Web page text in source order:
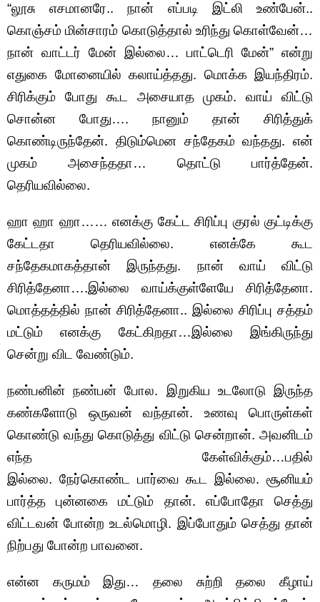
“லூசு எசமானரே.. நான் எப்படி இட்லி உண்பேன்..
கொஞ்சம் மின்சாரம் கொடுத்தால் உரிந்து கொள்வேன்…
நான் வாட்டர் மேன் இல்லை… பாட்டெரி மேன்” என்று
எதுகை மோனையில் கலாய்த்தது. மொக்க இயந்திரம்.
சிரிக்கும் போது கூட அசையாத முகம். வாய் விட்டு
சொன்ன போது…. நானும் தான் சிரித்துக்
கொண்டிருந்தேன். திடும்மென சந்தேகம் வந்தது. என்
முகம் அசைந்ததா… தொட்டு பார்த்தேன்.
தெரியவில்லை.
ஹா ஹா ஹா…… எனக்கு கேட்ட சிரிப்பு குரல் குட்டிக்கு
கேட்டதா தெரியவில்லை. எனக்கே கூட
சந்தேகமாகத்தான் இருந்தது. நான் வாய் விட்டு
சிரித்தேனா….இல்லை வாய்க்குள்ளேயே சிரித்தேனா.
மொத்தத்தில் நான் சிரித்தேனா.. இல்லை சிரிப்பு சத்தம்
மட்டும் எனக்கு கேட்கிறதா…இல்லை இங்கிருந்து
சென்று விட வேண்டும்.
நண்பனின் நண்பன் போல. இறுகிய உடலோடு இருந்த
கண்களோடு ஒருவன் வந்தான். உணவு பொருள்கள்
கொண்டு வந்து கொடுத்து விட்டு சென்றான். அவனிடம்
எந்த கேள்விக்கும்…பதில்
இல்லை. நேர்கொண்ட பார்வை கூட இல்லை. சூனியம்
பார்த்த புன்னகை மட்டும் தான். எப்போதோ செத்து
விட்டவன் போன்ற உடல்மொழி. இப்போதும் செத்து தான்
நிற்பது போன்ற பாவனை.
என்ன கருமம் இது… தலை சுற்றி தலை கீழாய்